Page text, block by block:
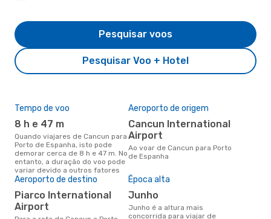
Pesquisar Voo + Hotel
Pesquisar voos
Tempo de voo
8 h e 47 m
Quando viajares de Cancun para
Porto de Espanha, isto pode
demorar cerca de 8 h e 47 m. No
entanto, a duração do voo pode
variar devido a outros fatores
Aeroporto de origem
Cancun International
Airport
Ao voar de Cancun para Porto
de Espanha
Aeroporto de destino
Piarco International
Airport
Época alta
junho
junho é a altura mais
concorrida para viajar de